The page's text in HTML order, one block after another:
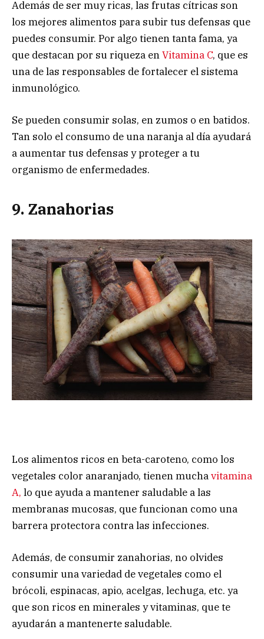
Además de ser muy ricas, las frutas cítricas son
los mejores alimentos para subir tus defensas que
puedes consumir. Por algo tienen tanta fama, ya
que destacan por su riqueza enVitamina C, que es
una de las responsables de fortalecer el sistema
inmunológico.
Se pueden consumir solas, en zumos o en batidos.
Tan solo el consumo de una naranja al día ayudará
a aumentar tus defensas y proteger a tu
organismo de enfermedades.
9. Zanahorias
Los alimentos ricos en beta-caroteno, como los
vegetales color anaranjado, tienen muchavitamina
A, lo que ayuda a mantener saludable a las
membranas mucosas, que funcionan como una
barrera protectora contra las infecciones.
Además, de consumir zanahorias, no olvides
consumir una variedad de vegetales como el
brócoli, espinacas, apio, acelgas, lechuga, etc. ya
que son ricos en minerales y vitaminas, que te
ayudarán a mantenerte saludable.